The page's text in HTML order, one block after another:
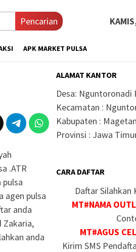
Pencarian
APK MARKET PULSA
.ATR
pulsa
agen pulsa
anda
Zakaria,
anda
ALAMAT KANTOR
Desa: Nguntoronadi
Kecamatan :
Kabupaten : Magetan
Provinsi : Jawa
CARA DAFTAR
Daftar Silahkan
MT#NAMA
MT#AGUS
Kirim SMS